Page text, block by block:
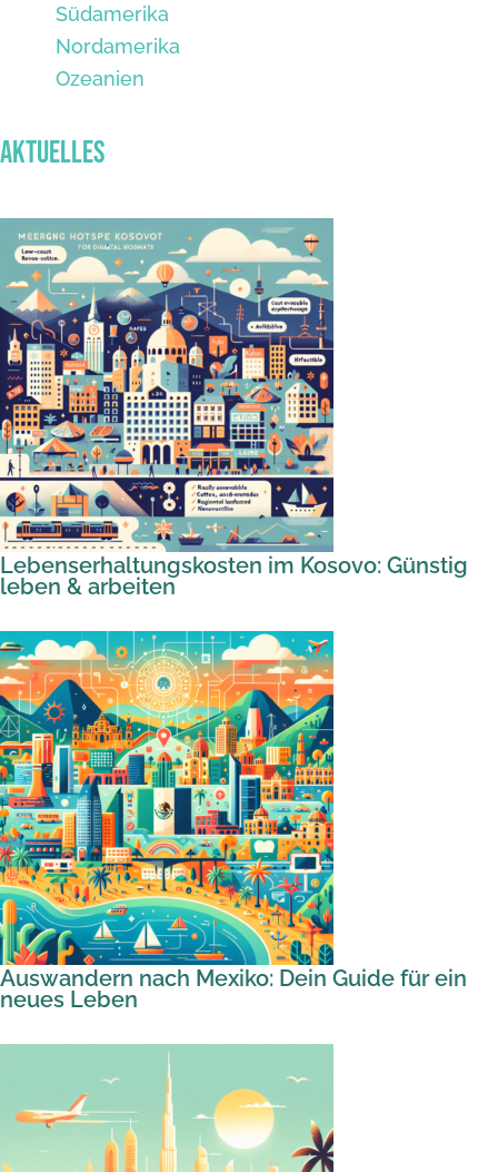
Südamerika
Nordamerika
Ozeanien
Aktuelles
Lebenserhaltungskosten im Kosovo: Günstig
leben & arbeiten
Auswandern nach Mexiko: Dein Guide für ein
neues Leben